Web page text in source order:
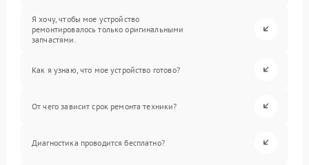
Я хочу, чтобы мое устройство
ремонтировалось только оригинальными
запчастями.
Как я узнаю, что мое устройство готово?
От чего зависит срок ремонта техники?
Диагностика проводится бесплатно?